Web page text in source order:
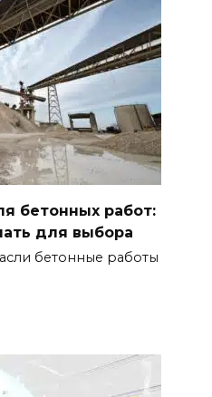
бетонных работ:
для выбора
бетонные работы